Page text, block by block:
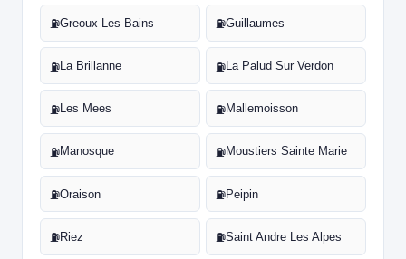
⛽Greoux Les Bains ⛽Guillaumes
⛽La Brillanne ⛽La Palud Sur Verdon
⛽Les Mees ⛽Mallemoisson
⛽Manosque ⛽Moustiers Sainte Marie
⛽Oraison ⛽Peipin
⛽Riez ⛽Saint Andre Les Alpes